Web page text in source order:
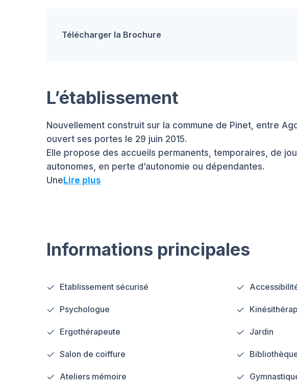
Télécharger la Brochure
L’établissement
Nouvellement construit sur la commune de Pinet, entre
ouvert ses portes le 29 juin 2015.
Elle propose des accueils permanents, temporaires, de
autonomes, en perte d’autonomie ou dépendantes.
UneLire plus
Informations principales
Etablissement sécurisé
Psychologue
Ergothérapeute Jardin
Salon de coiffure
Ateliers mémoire